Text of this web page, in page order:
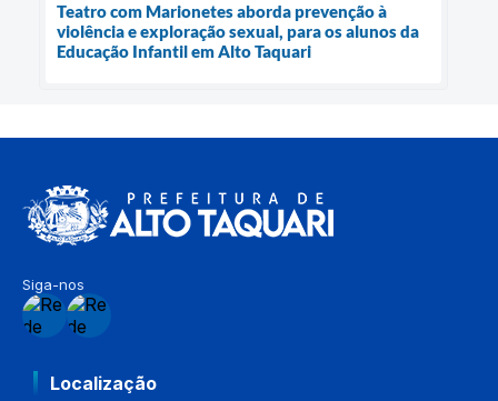
Teatro com Marionetes aborda prevenção à
violência e exploração sexual, para os alunos da
Educação Infantil em Alto Taquari
Siga-nos
Localização